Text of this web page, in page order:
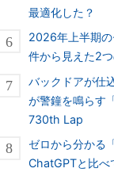
最適化した？
2026年上半期
件から見えた2
バックドアが仕
が警鐘を鳴らす
730th Lap
ゼロから分かる
ChatGPTと比べ